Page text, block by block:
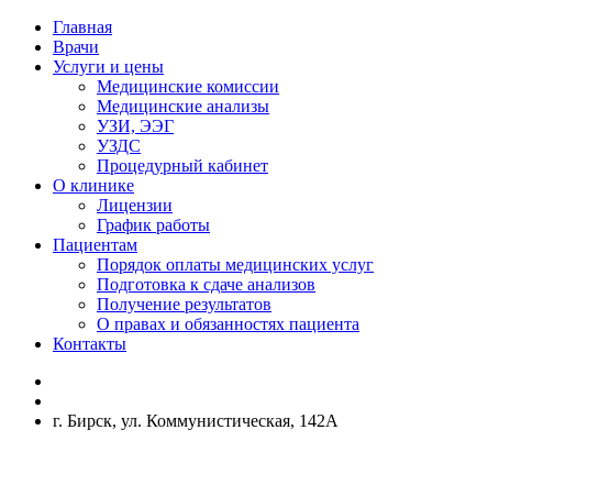
Главная
Врачи
Услуги и цены
Медицинские комиссии
Медицинские анализы
УЗИ, ЭЭГ
УЗДС
Процедурный кабинет
О клинике
Лицензии
График работы
Пациентам
Порядок оплаты медицинских услуг
Подготовка к сдаче анализов
Получение результатов
О правах и обязанностях пациента
Контакты
г. Бирск, ул. Коммунистическая, 142А